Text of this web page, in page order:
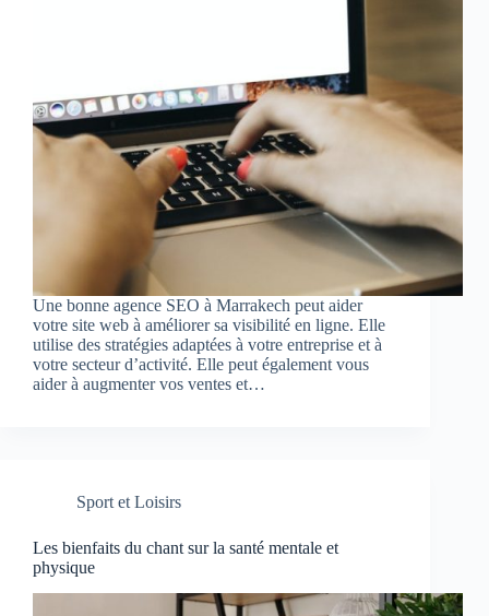
Une bonne agence SEO à Marrakech peut aider
votre site web à améliorer sa visibilité en ligne. Elle
utilise des stratégies adaptées à votre entreprise et à
votre secteur d’activité. Elle peut également vous
aider à augmenter vos ventes et…
Sport et Loisirs
Les bienfaits du chant sur la santé mentale et
physique